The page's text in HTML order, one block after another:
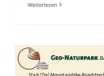
Weiterlesen